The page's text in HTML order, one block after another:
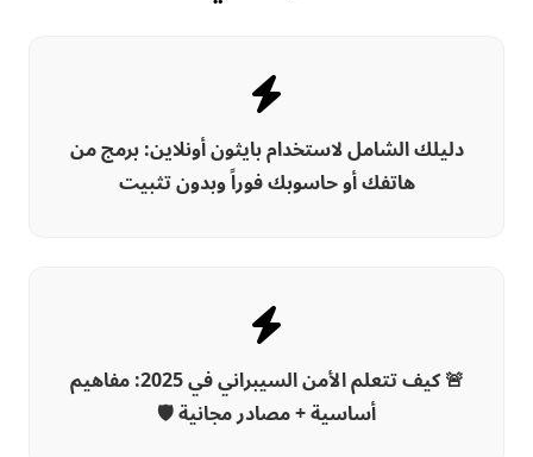
دليلك الشامل لاستخدام بايثون أونلاين: برمج من
هاتفك أو حاسوبك فوراً وبدون تثبيت
🚨 كيف تتعلم الأمن السيبراني في 2025: مفاهيم
أساسية + مصادر مجانية 🛡️